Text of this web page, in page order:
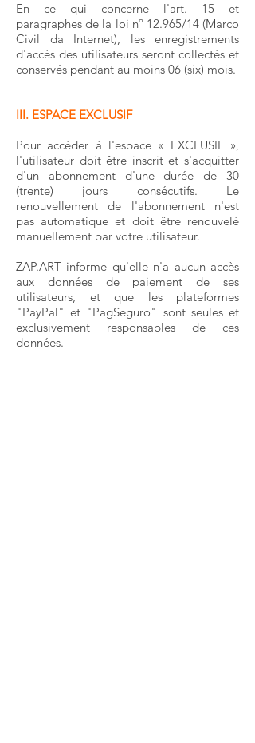
En ce qui concerne l'art. 15 et
paragraphes de la loi nº 12.965/14 (Marco
Civil da Internet), les enregistrements
d'accès des utilisateurs seront collectés et
conservés pendant au moins 06 (six) mois.
III. ESPACE EXCLUSIF
Pour accéder à l'espace « EXCLUSIF »,
l'utilisateur doit être inscrit et s'acquitter
d'un abonnement d'une durée de 30
(trente) jours consécutifs. Le
renouvellement de l'abonnement n'est
pas automatique et doit être renouvelé
manuellement par votre utilisateur.
ZAP.ART informe qu'elle n'a aucun accès
aux données de paiement de ses
utilisateurs, et que les plateformes
"PayPal" et "PagSeguro" sont seules et
exclusivement responsables de ces
données.